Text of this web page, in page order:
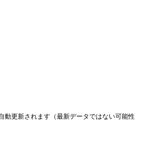
動更新されます（最新データではない可能性